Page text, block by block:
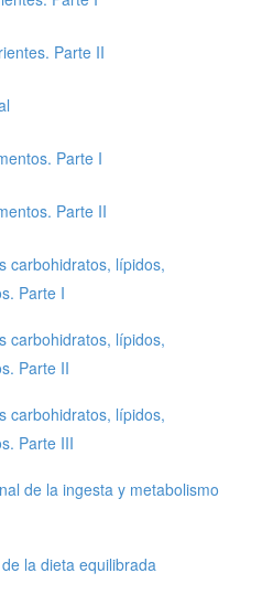
Parte II
Parte I
Parte II
carbohidratos, lípidos,
Parte I
carbohidratos, lípidos,
Parte II
carbohidratos, lípidos,
Parte III
de la ingesta y metabolismo
la dieta equilibrada